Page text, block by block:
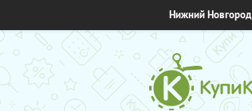
Нижний Новгород